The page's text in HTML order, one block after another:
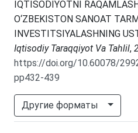
IQTISODIYOTNI
O‘ZBEKISTON SANOAT
INVESTITSIYALASHNING
Iqtisodiy Taraqqiyot Va Tahlil,
https://doi.org/10.60078/
pp432-439
Другие форматы